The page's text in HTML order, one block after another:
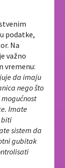
podatke,
Na
važno
vremenu:
da imaju
nego što
Imate
biti
sistem da
gubitak